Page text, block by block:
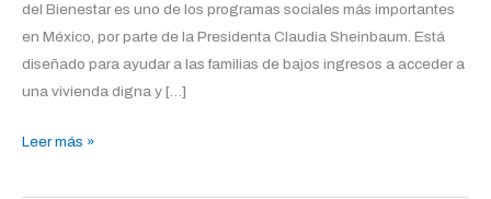
del Bienestar es uno de los programas sociales más importantes
en México, por parte de la Presidenta Claudia Sheinbaum. Está
diseñado para ayudar a las familias de bajos ingresos a acceder a
una vivienda digna y […]
Leer más »